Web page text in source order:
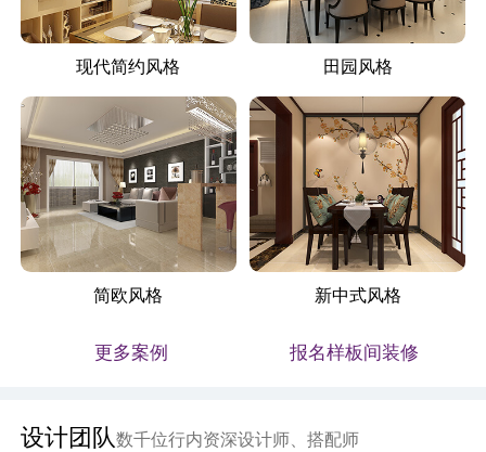
现代简约风格 田园风格
简欧风格 新中式风格
更多案例 报名样板间装修
设计团队数千位行内资深设计师、搭配师